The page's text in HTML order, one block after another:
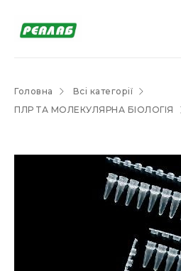
Головна
Всі категорії
ПЛР ТА МОЛЕКУЛЯРНА БІОЛОГІЯ